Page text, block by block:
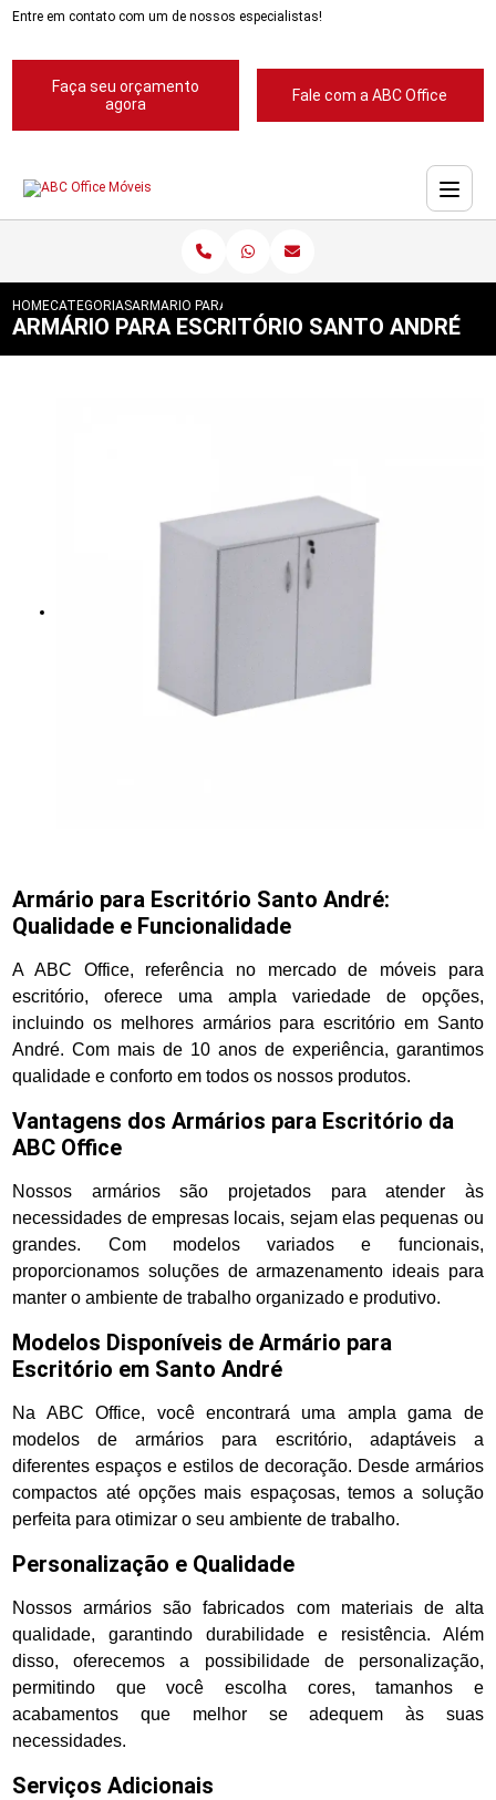
Entre em contato com um de nossos especialistas!
Faça seu orçamento
agora
Fale com a ABC Office
HOMECATEGORIASARMARIO PARA ESCRITORIO SANTO ANDRE
ARMÁRIO PARA ESCRITÓRIO SANTO ANDRÉ
Armário para Escritório Santo André:
Qualidade e Funcionalidade
A ABC Office, referência no mercado de móveis para
escritório, oferece uma ampla variedade de opções,
incluindo os melhores armários para escritório em Santo
André. Com mais de 10 anos de experiência, garantimos
qualidade e conforto em todos os nossos produtos.
Vantagens dos Armários para Escritório da
ABC Office
Nossos armários são projetados para atender às
necessidades de empresas locais, sejam elas pequenas ou
grandes. Com modelos variados e funcionais,
proporcionamos soluções de armazenamento ideais para
manter o ambiente de trabalho organizado e produtivo.
Modelos Disponíveis de Armário para
Escritório em Santo André
Na ABC Office, você encontrará uma ampla gama de
modelos de armários para escritório, adaptáveis a
diferentes espaços e estilos de decoração. Desde armários
compactos até opções mais espaçosas, temos a solução
perfeita para otimizar o seu ambiente de trabalho.
Personalização e Qualidade
Nossos armários são fabricados com materiais de alta
qualidade, garantindo durabilidade e resistência. Além
disso, oferecemos a possibilidade de personalização,
permitindo que você escolha cores, tamanhos e
acabamentos que melhor se adequem às suas
necessidades.
Serviços Adicionais